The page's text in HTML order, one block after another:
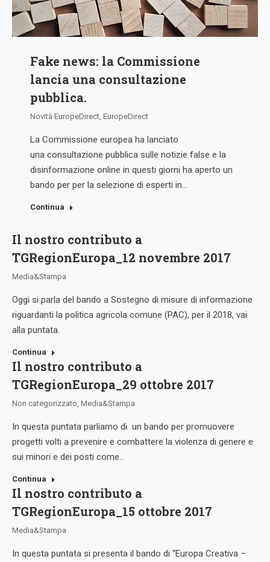
Fake news: la Commissione
lancia una consultazione
pubblica.
Novità EuropeDirect EuropeDirect
La Commissione europea ha lanciato
una consultazione pubblica sulle notizie false e la
disinformazione online in questi giorni ha aperto un
bando per per la selezione di esperti in…
Continua
Il nostro contributo a
TGRegionEuropa_12 novembre 2017
Media&Stampa
Oggi si parla del bando a Sostegno di misure di informazione
riguardanti la politica agricola comune (PAC), per il 2018, vai
alla puntata.
Continua
Il nostro contributo a
TGRegionEuropa_29 ottobre 2017
Non categorizzato Media&Stampa
In questa puntata parliamo di un bando per promuovere
progetti volti a prevenire e combattere la violenza di genere e
sui minori e dei posti come…
Continua
Il nostro contributo a
TGRegionEuropa_15 ottobre 2017
Media&Stampa
In questa puntata si presenta il bando di “Europa Creativa –